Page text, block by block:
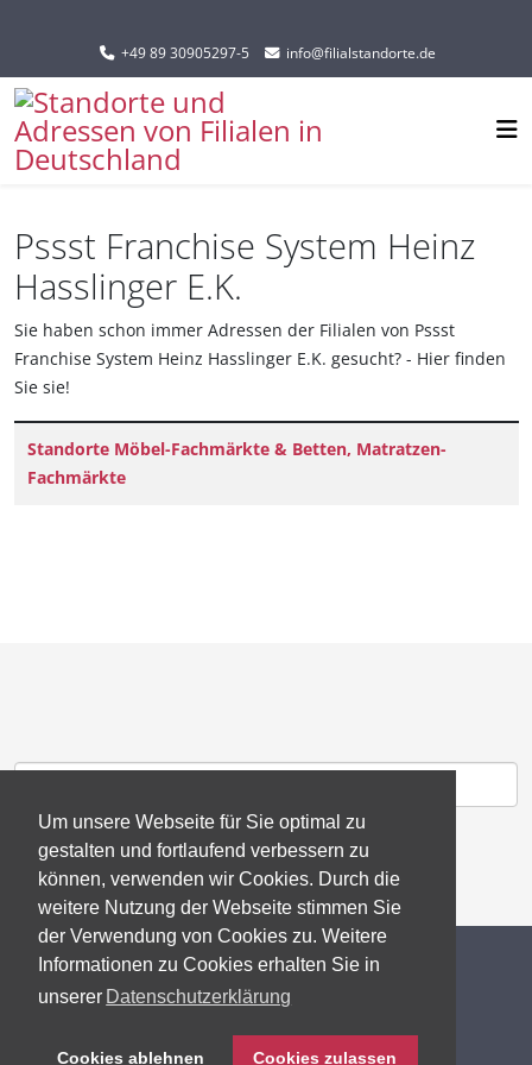
Um unsere Webseite für Sie optimal zu
gestalten und fortlaufend verbessern zu
können, verwenden wir Cookies. Durch die
weitere Nutzung der Webseite stimmen Sie
der Verwendung von Cookies zu. Weitere
Informationen zu Cookies erhalten Sie in
unserer Datenschutzerklärung
Cookies ablehnen Cookies zulassen
Sprache auswählen
+49 89 30905297-5 info@filialstandorte.de
Pssst Franchise System Heinz
Hasslinger E.K.
Sie haben schon immer Adressen der Filialen von Pssst
Franchise System Heinz Hasslinger E.K. gesucht? - Hier finden
Sie sie!
Titel
Standorte Möbel-Fachmärkte & Betten, Matratzen-
Fachmärkte
© 2026 gb consite GmbH
Impressum